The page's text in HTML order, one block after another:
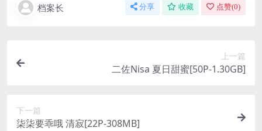
档案长 分享 收藏 点赞(0)
上一篇
二佐Nisa 夏日甜蜜[50P-1.30GB]
下一篇
柒柒要乖哦 清寂[22P-308MB]